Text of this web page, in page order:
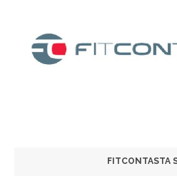
FITCONTASTA